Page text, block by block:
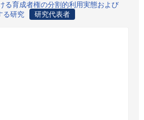
る育成者権の分割的利用実態および
る研究
研究代表者